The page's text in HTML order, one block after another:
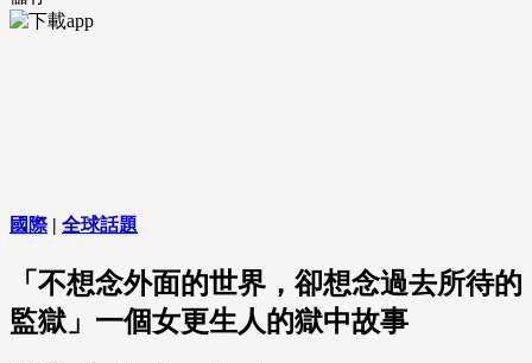
國際| 全球話題
「不想念外面的世界，卻想念過去所待的
監獄」一個女更生人的獄中故事